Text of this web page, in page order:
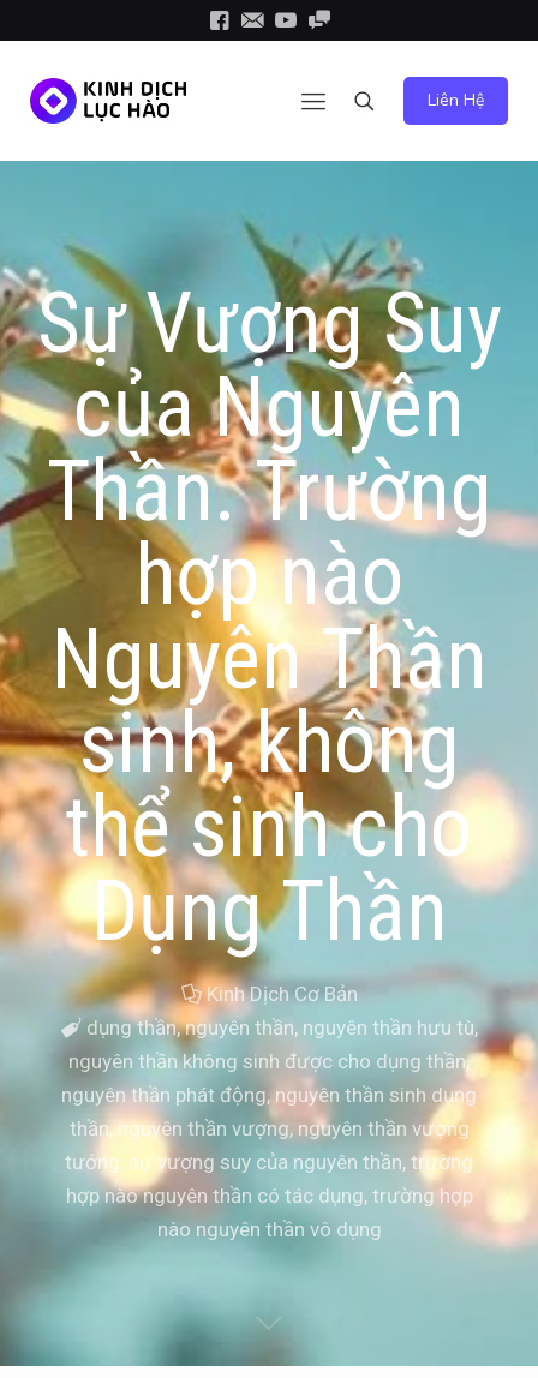
Liên Hệ
Sự Vượng Suy
của Nguyên
Thần. Trường
hợp nào
Nguyên Thần
sinh, không
thể sinh cho
Dụng Thần
Kinh Dịch Cơ Bản
dụng thần,nguyên thần, nguyên thần hưu tù,
nguyên thần không sinh được cho dụng thần,
nguyên thần phát động,nguyên thần sinh dụng
thần, nguyên thần vượng, nguyên thần vượng
tướng, sự vượng suy của nguyên thần, trường
hợp nào nguyên thần có tác dụng, trường hợp
nào nguyên thần vô dụng